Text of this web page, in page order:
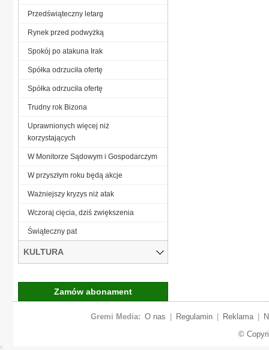
Przedświąteczny letarg
Rynek przed podwyżką
Spokój po atakuna Irak
Spółka odrzuciła ofertę
Spółka odrzuciła ofertę
Trudny rok Bizona
Uprawnionych więcej niż
korzystających
W Monitorze Sądowym i Gospodarczym
W przyszłym roku będą akcje
Ważniejszy kryzys niż atak
Wczoraj cięcia, dziś zwiększenia
Świąteczny pat
KULTURA
Zamów abonament
Gremi Media: O nas Regulamin Reklama
©